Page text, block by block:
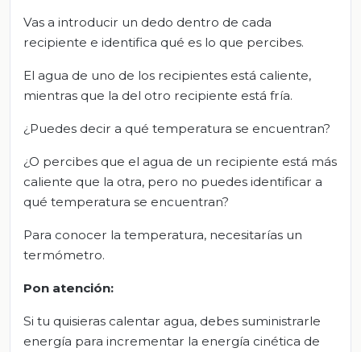
Vas a introducir un dedo dentro de cada
recipiente e identifica qué es lo que percibes.
El agua de uno de los recipientes está caliente,
mientras que la del otro recipiente está fría.
¿Puedes decir a qué temperatura se encuentran?
¿O percibes que el agua de un recipiente está más
caliente que la otra, pero no puedes identificar a
qué temperatura se encuentran?
Para conocer la temperatura, necesitarías un
termómetro.
Pon atención:
Si tu quisieras calentar agua, debes suministrarle
energía para incrementar la energía cinética de